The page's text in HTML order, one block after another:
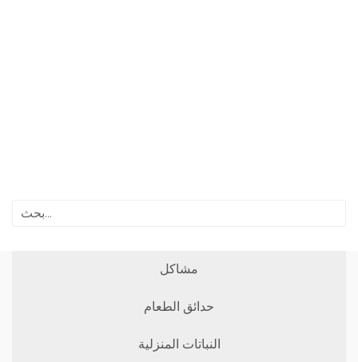
مشاكل
حدائق الطعام
النباتات المنزلية